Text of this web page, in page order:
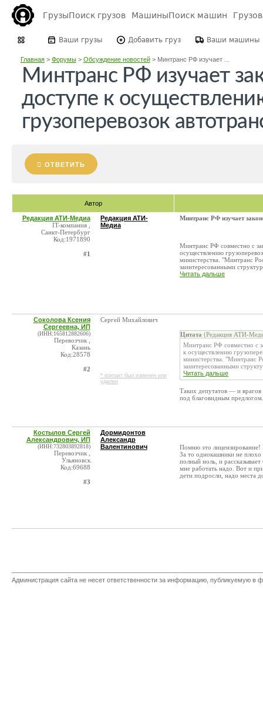
ГрузыПоиск грузов МашиныПоиск машин
Ваши грузы Добавить груз Ваши машины
Главная> Форумы> Обсуждение новостей> Минтранс РФ изучает ...
Минтранс РФ изучает
доступе к
грузоперевозок
ОТВЕТИТЬ
Автор
Редакция АТИ-Медиа
IT-компания ,
Санкт-Петербург
Код:1971890
#1
Редакция АТИ-
Медиа
Минтранс РФ изучает
Минтранс РФ совместно с
осуществлению
министерства. "Минтранс
заинтересованными
Читать дальше
Соколова Ксения
Сергеевна, ИП
(ИНН:165812882606)
Перевозчик ,
Казань
Код:28578
#2
Сергей Михайлович
* контакт был изменен или
удален
Цитата (Редакция АТИ-
Минтранс РФ совместно с
к осуществлению
министерства. "Минтранс
заинтересованными
Читать дальше
Таких депутатов — и врагов
под благовидным
Костылов Сергей
Александрович, ИП
(ИНН:732803892818)
Перевозчик ,
Ульяновск
Код:69688
#3
Дормидонтов
Александр
Валентинович
Помню это
За то однокашники не плохо
полный ноль, и
мне работать надо. Вот и
дети подросли, надо места
Администрация сайта не несет ответственности за информацию, публикуемую